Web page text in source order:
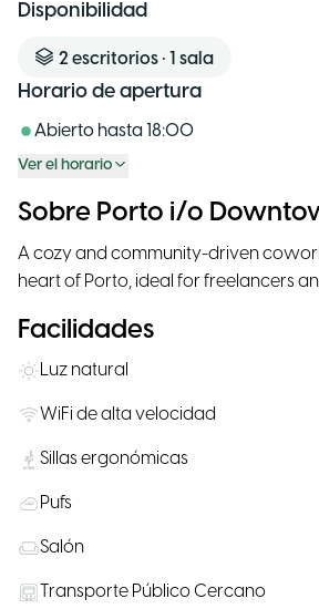
Disponibilidad
2 escritorios • 1 sala
Horario de apertura
Abierto hasta 18:00
Ver el horario
Sobre Porto i/o
A cozy and community-driven
heart of Porto, ideal for freelancers
Facilidades
Luz natural
WiFi de alta velocidad
Sillas ergonómicas
Pufs
Salón
Transporte Público Cercano